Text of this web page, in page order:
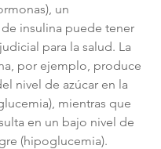
un
insulina puede tener
para la salud. La
por ejemplo, produce
nivel de azúcar en la
mientras que
en un bajo nivel de
(hipoglucemia).